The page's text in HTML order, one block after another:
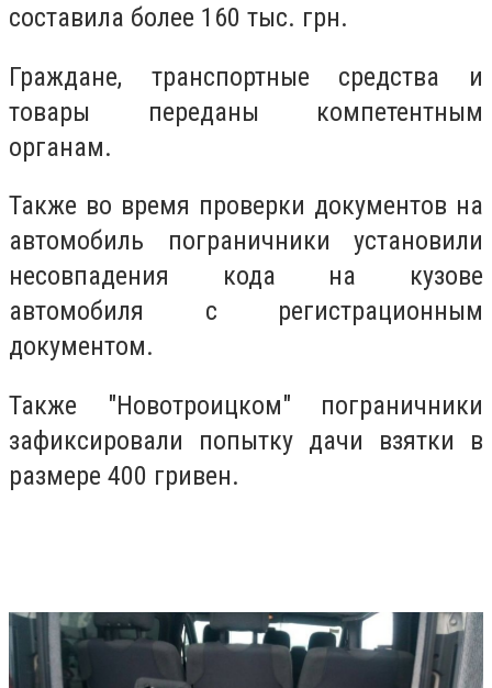
составила более 160 тыс. грн.
Граждане, транспортные средства и
товары переданы компетентным
органам.
Также во время проверки документов на
автомобиль пограничники установили
несовпадения кода на кузове
автомобиля с регистрационным
документом.
Также "Новотроицком" пограничники
зафиксировали попытку дачи взятки в
размере 400 гривен.